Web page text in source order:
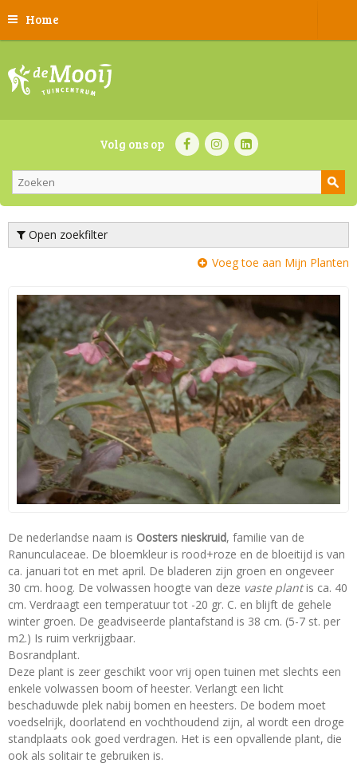
Home
Volg ons op
Open zoekfilter
Voeg toe aan Mijn Planten
De nederlandse naam is Oosters nieskruid, familie van de
Ranunculaceae. De bloemkleur is rood+roze en de bloeitijd is van
ca. januari tot en met april. De bladeren zijn groen en ongeveer
30 cm. hoog. De volwassen hoogte van deze vaste plantis ca. 40
cm. Verdraagt een temperatuur tot -20 gr. C. en blijft de gehele
winter groen. De geadviseerde plantafstand is 38 cm. (5-7 st. per
m2.) Is ruim verkrijgbaar.
Bosrandplant.
Deze plant is zeer geschikt voor vrij open tuinen met slechts een
enkele volwassen boom of heester. Verlangt een licht
beschaduwde plek nabij bomen en heesters. De bodem moet
voedselrijk, doorlatend en vochthoudend zijn, al wordt een droge
standplaats ook goed verdragen. Het is een opvallende plant, die
ook als solitair te gebruiken is.